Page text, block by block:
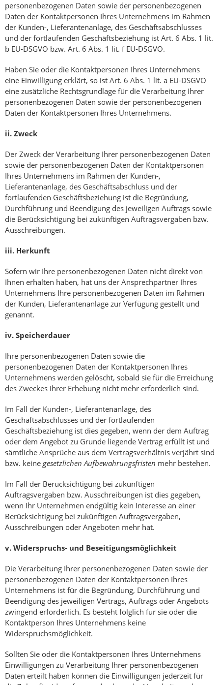
personenbezogenen Daten sowie der personenbezogenen
Daten der Kontaktpersonen Ihres Unternehmens im Rahmen
der Kunden-, Lieferantenanlage, des Geschäftsabschlusses
und der fortlaufenden Geschäftsbeziehung ist Art. 6 Abs. 1 lit.
b EU-DSGVO bzw. Art. 6 Abs. 1 lit. f EU-DSGVO.
Haben Sie oder die Kontaktpersonen Ihres Unternehmens
eine Einwilligung erklärt, so ist Art. 6 Abs. 1 lit. a EU-DSGVO
eine zusätzliche Rechtsgrundlage für die Verarbeitung Ihrer
personenbezogenen Daten sowie der personenbezogenen
Daten der Kontaktpersonen Ihres Unternehmens.
ii. Zweck
Der Zweck der Verarbeitung Ihrer personenbezogenen Daten
sowie der personenbezogenen Daten der Kontaktpersonen
Ihres Unternehmens im Rahmen der Kunden-,
Lieferantenanlage, des Geschäftsabschluss und der
fortlaufenden Geschäftsbeziehung ist die Begründung,
Durchführung und Beendigung des jeweiligen Auftrags sowie
die Berücksichtigung bei zukünftigen Auftragsvergaben bzw.
Ausschreibungen.
iii. Herkunft
Sofern wir Ihre personenbezogenen Daten nicht direkt von
Ihnen erhalten haben, hat uns der Ansprechpartner Ihres
Unternehmens Ihre personenbezogenen Daten im Rahmen
der Kunden, Lieferantenanlage zur Verfügung gestellt und
genannt.
iv. Speicherdauer
Ihre personenbezogenen Daten sowie die
personenbezogenen Daten der Kontaktpersonen Ihres
Unternehmens werden gelöscht, sobald sie für die Erreichung
des Zweckes ihrer Erhebung nicht mehr erforderlich sind.
Im Fall der Kunden-, Lieferantenanlage, des
Geschäftsabschlusses und der fortlaufenden
Geschäftsbeziehung ist dies gegeben, wenn der dem Auftrag
oder dem Angebot zu Grunde liegende Vertrag erfüllt ist und
sämtliche Ansprüche aus dem Vertragsverhältnis verjährt sind
bzw. keine gesetzlichen Aufbewahrungsfristen mehr bestehen.
Im Fall der Berücksichtigung bei zukünftigen
Auftragsvergaben bzw. Ausschreibungen ist dies gegeben,
wenn Ihr Unternehmen endgültig kein Interesse an einer
Berücksichtigung bei zukünftigen Auftragsvergaben,
Ausschreibungen oder Angeboten mehr hat.
v. Widerspruchs- und Beseitigungsmöglichkeit
Die Verarbeitung Ihrer personenbezogenen Daten sowie der
personenbezogenen Daten der Kontaktpersonen Ihres
Unternehmens ist für die Begründung, Durchführung und
Beendigung des jeweiligen Vertrags, Auftrags oder Angebots
zwingend erforderlich. Es besteht folglich für sie oder die
Kontaktperson Ihres Unternehmens keine
Widerspruchsmöglichkeit.
Sollten Sie oder die Kontaktpersonen Ihres Unternehmens
Einwilligungen zu Verarbeitung Ihrer personenbezogenen
Daten erteilt haben können die Einwilligungen jederzeit für